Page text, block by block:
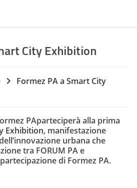
City Exhibition
Formez PA a Smart City
PAparteciperà alla prima
Exhibition, manifestazione
urbana che
tra FORUM PA e
di Formez PA.